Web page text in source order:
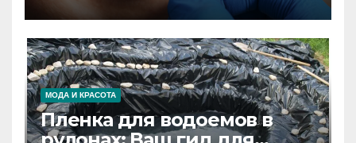
МОДА И КРАСОТА
Пленка для водоемов в